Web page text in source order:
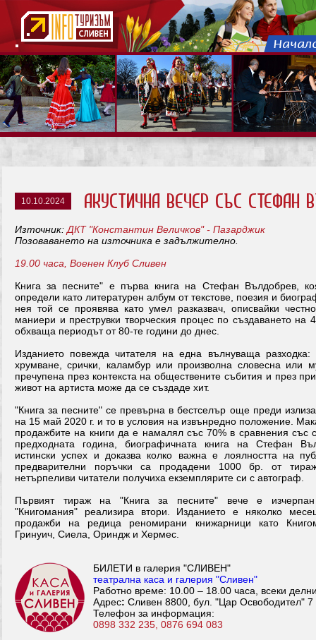
10.10.2024 Акустична вечер със Стефан
Източник: ДКТ "Константин Величков" - Пазарджик
Позоваването на източника е задължително.
19.00 часа, Военен Клуб Сливен
Книга за песните" е първа книга на Стефан Вълдобрев,
определи като литературен албум от текстове, поезия и
нея той се проявява като умел разказвач, описвайки
маниери и преструвки творческия процес по създаването на
обхваща периодът от 80-те години до днес.
Изданието повежда читателя на една вълнуваща разходка:
хрумване, срички, каламбур или произволна словесна или
пречупена през контекста на обществените събития и през
живот на артиста може да се създаде хит.
"Книга за песните" се превърна в бестселър още преди
на 15 май 2020 г. и то в условия на извънредно положение.
продажбите на книги да е намалял със 70% в сравнения със
предходната година, биографичната книга на Стефан
истински успех и доказва колко важна е лоялността на
предварителни поръчки са продадени 1000 бр. от
нетърпеливи читатели получиха екземплярите си с автограф.
Първият тираж на "Книга за песните" вече е изчерпан
"Книгомания" реализира втори. Изданието е няколко
продажби на редица реномирани книжарници като
Гринуич, Сиела, Ориндж и Хермес.
БИЛЕТИ в галерия "СЛИВЕН"
театрална каса и галерия "Сливен"
Работно време: 10.00 – 18.00 часа, всеки
Адрес: Сливен 8800, бул. "Цар Освободител" 7
Телефон за информация:
0898 332 235, 0876 694 083